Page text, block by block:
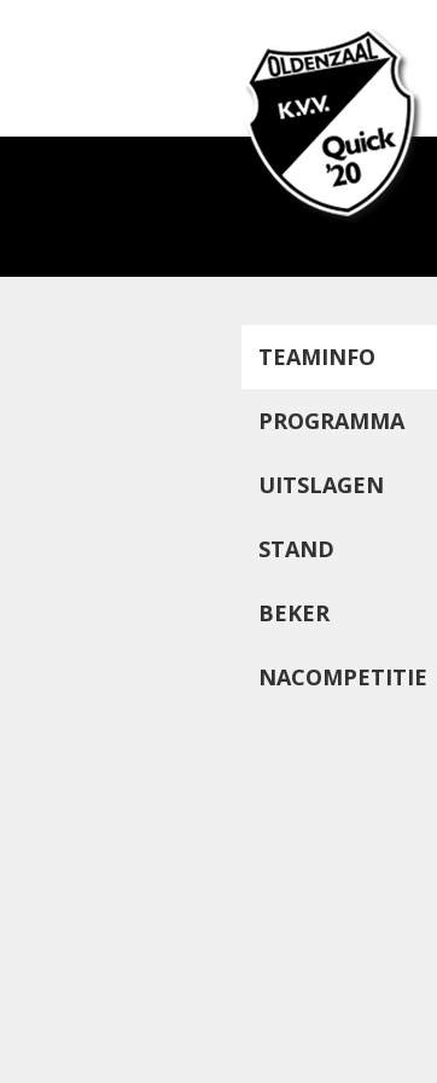
TEAMINFO
PROGRAMMA
UITSLAGEN
STAND
BEKER
NACOMPETITIE